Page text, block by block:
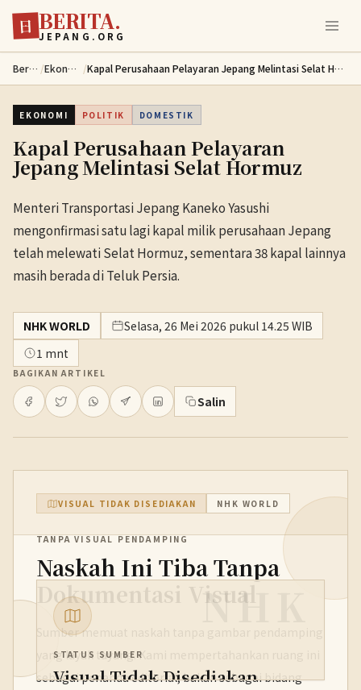
Lewati ke konten utama
日 BERITA.
JEPANG.ORG
Berita / Ekonomi / Kapal Perusahaan Pelayaran Jepang Melintasi Selat Hormuz
EKONOMI POLITIK DOMESTIK
Kapal Perusahaan Pelayaran
Jepang Melintasi Selat Hormuz
Menteri Transportasi Jepang Kaneko Yasushi
mengonfirmasi satu lagi kapal milik perusahaan Jepang
telah melewati Selat Hormuz, sementara 38 kapal lainnya
masih berada di Teluk Persia.
NHK WORLD
Selasa, 26 Mei 2026 pukul 14.25 WIB
1 mnt
BAGIKAN ARTIKEL
Salin
VISUAL TIDAK DISEDIAKAN NHK WORLD
TANPA VISUAL PENDAMPING
Naskah Ini Tiba Tanpa
Dokumentasi Visual
Sumber memuat naskah tanpa gambar pendamping
yang layak tayang. Kami mempertahankan ruang ini
sebagai penanda editorial, bukan sebagai bidang
NHK
STATUS SUMBER
Visual Tidak Disediakan